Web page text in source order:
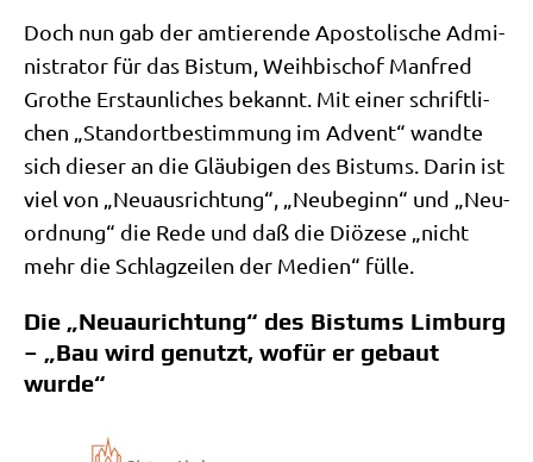
Doch nun gab der amtie­ren­de Apo­sto­li­sche Admi­
ni­stra­tor für das Bis­tum, Weih­bi­schof Man­fred
Gro­the Erstaun­li­ches bekannt. Mit einer schrift­li­
chen „Stand­ort­be­stim­mung im Advent“ wand­te
sich die­ser an die Gläu­bi­gen des Bis­tums. Dar­in ist
viel von „Neu­aus­rich­tung“, „Neu­be­ginn“ und „Neu­
ord­nung“ die Rede und daß die Diö­ze­se „nicht
mehr die Schlag­zei­len der Medi­en“ fülle.
Die „Neuaurichtung“ des Bistums Limburg
– „Bau wird genutzt, wofür er gebaut
wurde“